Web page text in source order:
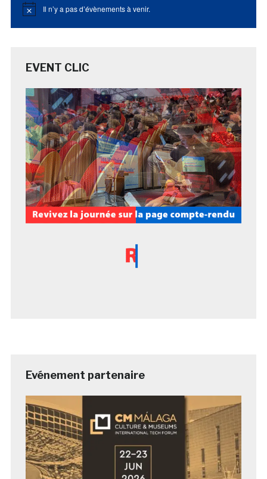
Notice Il n’y a pas d’évènements à venir.
EVENT CLIC
Evénement partenaire